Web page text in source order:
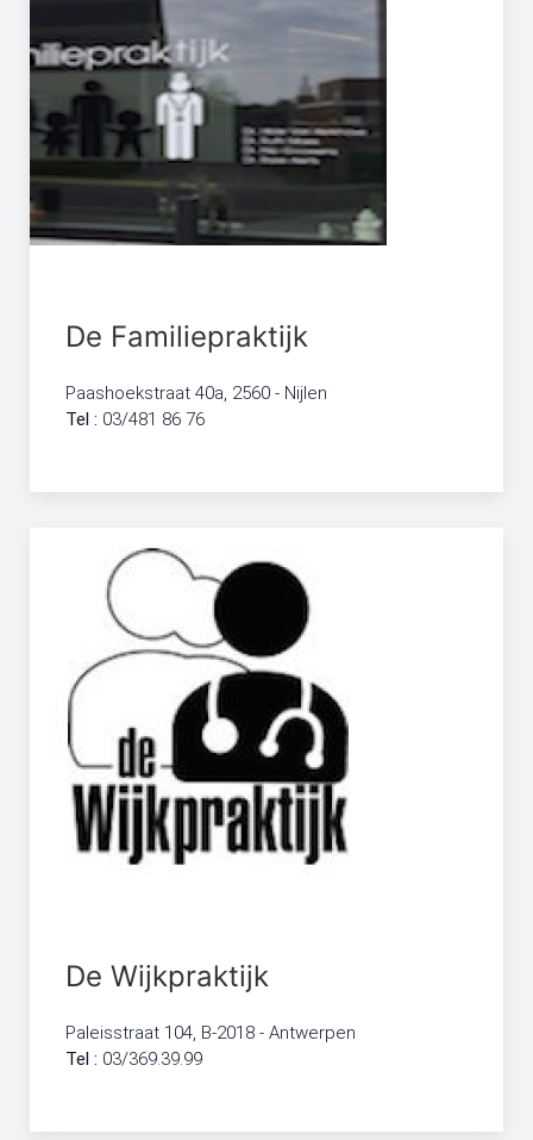
De Familiepraktijk
Paashoekstraat 40a, 2560 - Nijlen
Tel : 03/481 86 76
De Wijkpraktijk
Paleisstraat 104, B-2018 - Antwerpen
Tel : 03/369.39.99